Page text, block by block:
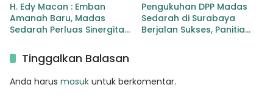
H. Edy Macan : Emban
Amanah Baru, Madas
Sedarah Perluas Sinergitas
Pengukuhan DPP Madas
Sedarah di Surabaya
Berjalan Sukses, Panitia
Tinggalkan Balasan
Anda harus masuk untuk berkomentar.